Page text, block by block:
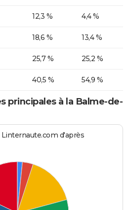
12,3 % 4,4 %
18,6 % 13,4 %
25,7 % 25,2 %
40,5 % 54,9 %
principales à la Balme-de-
d'après